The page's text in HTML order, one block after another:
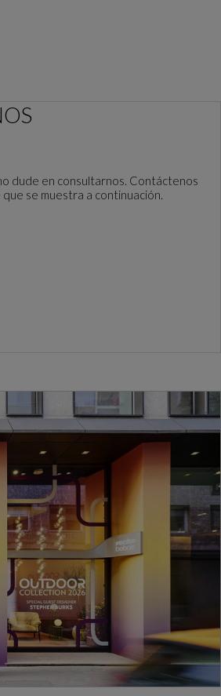
dude en consultarnos. Contáctenos
se muestra a continuación.